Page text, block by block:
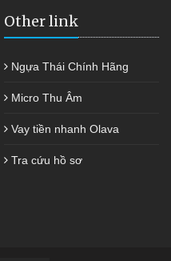
Other link
Ngựa Thái Chính Hãng
Micro Thu Âm
Vay tiền nhanh Olava
Tra cứu hồ sơ